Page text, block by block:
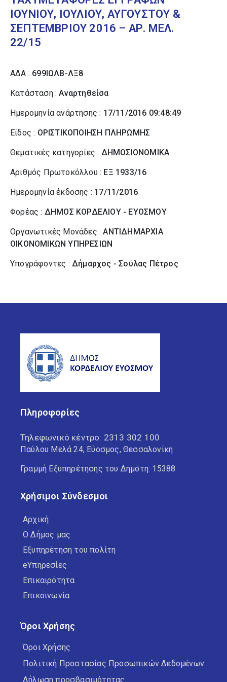
ΙΟΥΝΙΟΥ, ΙΟΥΛΙΟΥ, ΑΥΓΟΥΣΤΟΥ &
ΣΕΠΤΕΜΒΡΙΟΥ 2016 – ΑΡ. ΜΕΛ.
22/15
ΑΔΑ : 699ΙΩΛΒ-ΛΞ8
Κατάσταση :Αναρτηθείσα
Ημερομηνία ανάρτησης : 17/11/2016 09:48:49
Είδος : ΟΡΙΣΤΙΚΟΠΟΙΗΣΗ ΠΛΗΡΩΜΗΣ
Θεματικές κατηγορίες : ΔΗΜΟΣΙΟΝΟΜΙΚΑ
Αριθμός Πρωτοκόλλου : ΕΞ 1933/16
Ημερομηνία έκδοσης : 17/11/2016
Φορέας : ΔΗΜΟΣ ΚΟΡΔΕΛΙΟΥ - ΕΥΟΣΜΟΥ
Οργανωτικές Μονάδες :ΑΝΤΙΔΗΜΑΡΧΙΑ
ΟΙΚΟΝΟΜΙΚΩΝ ΥΠΗΡΕΣΙΩΝ
Υπογράφοντες : Δήμαρχος - Σούλας Πέτρος
Πληροφορίες
Τηλεφωνικό κέντρο: 2313 302 100
Παύλου Μελά 24, Εύοσμος, Θεσσαλονίκη
Γραμμή Εξυπηρέτησης του Δημότη: 15388
Χρήσιμοι Σύνδεσμοι
Αρχική
Ο Δήμος μας
Εξυπηρέτηση του πολίτη
eΥπηρεσίες
Επικαιρότητα
Επικοινωνία
Όροι Χρήσης
Όροι Χρήσης
Πολιτική Προστασίας Προσωπικών Δεδομένων
Δήλωση προσβασιμότητας